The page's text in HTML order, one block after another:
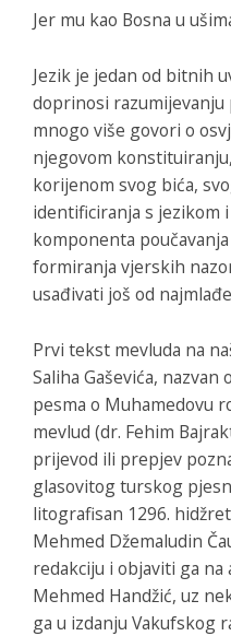
Jer mu kao Bosna u
Jezik je jedan od bitnih
doprinosi
mnogo više govori o
njegovom
korijenom svog bića,
identificiranja s jezikom
komponenta
formiranja vjerskih
usađivati još od
Prvi tekst mevluda na
Saliha Gaševića, nazvan
pesma o Muhamedovu
mevlud (dr. Fehim
prijevod ili prepjev
glasovitog turskog
litografisan 1296.
Mehmed Džemaludin
redakciju i objaviti ga
Mehmed Handžić, uz
ga u izdanju Vakufskog